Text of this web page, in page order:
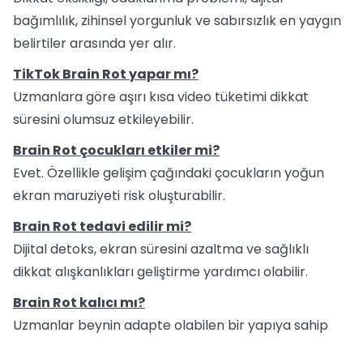
bağımlılık, zihinsel yorgunluk ve sabırsızlık en yaygın
belirtiler arasında yer alır.
TikTok Brain Rot yapar mı?
Uzmanlara göre aşırı kısa video tüketimi dikkat
süresini olumsuz etkileyebilir.
Brain Rot çocukları etkiler mi?
Evet. Özellikle gelişim çağındaki çocukların yoğun
ekran maruziyeti risk oluşturabilir.
Brain Rot tedavi edilir mi?
Dijital detoks, ekran süresini azaltma ve sağlıklı
dikkat alışkanlıkları geliştirme yardımcı olabilir.
Brain Rot kalıcı mı?
Uzmanlar beynin adapte olabilen bir yapıya sahip